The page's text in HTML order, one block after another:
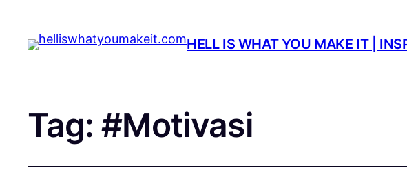
HELL IS WHAT YOU MAKE IT |
Tag:#Motivasi